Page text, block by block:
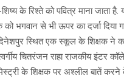
के रिश्ते को पवित्र माना जाता है.
भगवान से भी ऊपर का दर्जा दिया
स्थित एक स्कूल के शिक्षक ने
चितरंजन राहा राजकीय इंटर
के शिक्षक पर अश्लील बातें